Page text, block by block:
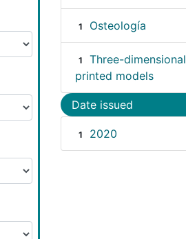
1 Osteología
1
Three-dimensional
printed models
Date issued
1 2020